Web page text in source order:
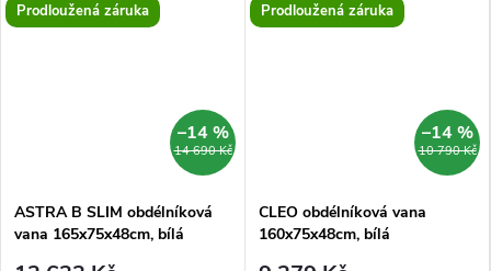
Prodloužená záruka
14 690 Kč
–14 %
ASTRA B SLIM obdélníková
vana 165x75x48cm, bílá
Prodloužená záruka
10 790 Kč
–14 %
CLEO obdélníková vana
160x75x48cm, bílá